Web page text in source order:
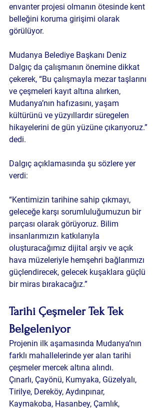
envanter projesi olmanın ötesinde kent
belleğini koruma girişimi olarak
görülüyor.
Mudanya Belediye Başkanı Deniz
Dalgıç da çalışmanın önemine dikkat
çekerek, “Bu çalışmayla mezar taşlarını
ve çeşmeleri kayıt altına alırken,
Mudanya’nın hafızasını, yaşam
kültürünü ve yüzyıllardır süregelen
hikayelerini de gün yüzüne çıkarıyoruz.”
dedi.
Dalgıç açıklamasında şu sözlere yer
verdi:
“Kentimizin tarihine sahip çıkmayı,
geleceğe karşı sorumluluğumuzun bir
parçası olarak görüyoruz. Bilim
insanlarımızın katkılarıyla
oluşturacağımız dijital arşiv ve açık
hava müzeleriyle hemşehri bağlarımızı
güçlendirecek, gelecek kuşaklara güçlü
bir miras bırakacağız.”
Tarihi Çeşmeler Tek Tek
Belgeleniyor
Projenin ilk aşamasında Mudanya’nın
farklı mahallelerinde yer alan tarihi
çeşmeler mercek altına alındı.
Çınarlı, Çayönü, Kumyaka, Güzelyalı,
Tirilye, Dereköy, Aydınpınar,
Kaymakoba, Hasanbey, Çamlık,